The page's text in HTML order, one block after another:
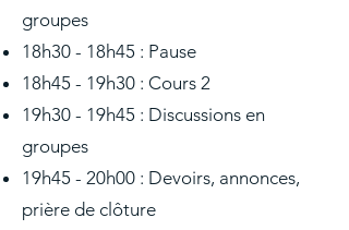
groupes
18h30 - 18h45 : Pause
18h45 - 19h30 : Cours 2
19h30 - 19h45 : Discussions en
groupes
19h45 - 20h00 : Devoirs, annonces,
prière de clôture